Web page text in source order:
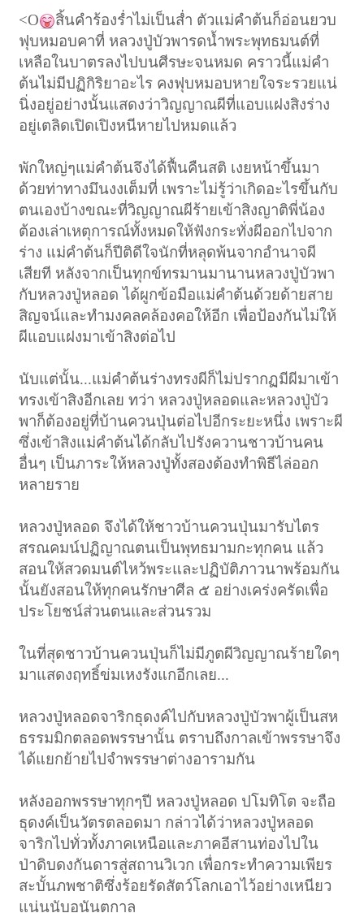
<O
สิ้นคำร้องร่ำไม่เป็นส่ำ ตัวแม่คำต้นก็อ่อนยวบ
ฟุบหมอบคาที่ หลวงปู่บัวพารดน้ำพระพุทธมนต์ที่
เหลือในบาตรลงไปบนศีรษะจนหมด คราวนี้แม่คำ
ต้นไม่มีปฏิกิริยาอะไร คงฟุบหมอบหายใจระรวยแน่
นิ่งอยู่อย่างนั้นแสดงว่าวิญญาณผีที่แอบแฝงสิงร่าง
อยู่เตลิดเปิดเปิงหนีหายไปหมดแล้ว
พักใหญ่ๆแม่คำต้นจึงได้ฟื้นคืนสติ เงยหน้าขึ้นมา
ด้วยท่าทางมึนงงเต็มที่ เพราะไม่รู้ว่าเกิดอะไรขึ้นกับ
ตนเองบ้างขณะที่วิญญาณผีร้ายเข้าสิงญาติพี่น้อง
ต้องเล่าเหตุการณ์ทั้งหมดให้ฟังกระทั่งผีออกไปจาก
ร่าง แม่คำต้นก็ปีติดีใจนักที่หลุดพ้นจากอำนาจผี
เสียที หลังจากเป็นทุกข์ทรมานมานานหลวงปู่บัวพา
กับหลวงปู่หลอด ได้ผูกข้อมือแม่คำต้นด้วยด้ายสาย
สิญจน์และทำมงคลคล้องคอให้อีก เพื่อป้องกันไม่ให้
ผีแอบแฝงมาเข้าสิงต่อไป
นับแต่นั้น...แม่คำต้นร่างทรงผีก็ไม่ปรากฏมีผีมาเข้า
ทรงเข้าสิงอีกเลย ทว่า หลวงปู่หลอดและหลวงปู่บัว
พาก็ต้องอยู่ที่บ้านควนปุ่นต่อไปอีกระยะหนึ่ง เพราะผี
ซึ่งเข้าสิงแม่คำต้นได้กลับไปรังควานชาวบ้านคน
อื่นๆ เป็นภาระให้หลวงปู่ทั้งสองต้องทำพิธีไล่ออก
หลายราย
หลวงปู่หลอด จึงได้ให้ชาวบ้านควนปุ่นมารับไตร
สรณคมน์ปฏิญาณตนเป็นพุทธมามกะทุกคน แล้ว
สอนให้สวดมนต์ไหว้พระและปฏิบัติภาวนาพร้อมกัน
นั้นยังสอนให้ทุกคนรักษาศีล ๕ อย่างเคร่งครัดเพื่อ
ประโยชน์ส่วนตนและส่วนรวม
ในที่สุดชาวบ้านควนปุ่นก็ไม่มีภูตผีวิญญาณร้ายใดๆ
มาแสดงฤทธิ์ข่มเหงรังแกอีกเลย...
หลวงปู่หลอดจาริกธุดงค์ไปกับหลวงปู่บัวพาผู้เป็นสห
ธรรมมิกตลอดพรรษานั้น ตราบถึงกาลเข้าพรรษาจึง
ได้แยกย้ายไปจำพรรษาต่างอารามกัน
หลังออกพรรษาทุกๆปี หลวงปู่หลอด ปโมทิโต จะถือ
ธุดงค์เป็นวัตรตลอดมา กล่าวได้ว่าหลวงปู่หลอด
จาริกไปทั่วทั้งภาคเหนือและภาคอีสานท่องไปใน
ป่าดิบดงกันดารสู่สถานวิเวก เพื่อกระทำความเพียร
สะบั้นภพชาติซึ่งร้อยรัดสัตว์โลกเอาไว้อย่างเหนียว
แน่นนับอนันตกาล